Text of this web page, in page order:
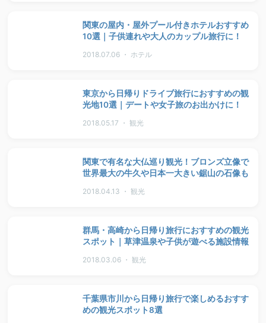
関東の屋内・屋外プール付きホテルおすすめ
10選｜子供連れや大人のカップル旅行に！
2018.07.06 ・ ホテル
東京から日帰りドライブ旅行におすすめの観
光地10選｜デートや女子旅のお出かけに！
2018.05.17 ・ 観光
関東で有名な大仏巡り観光！ブロンズ立像で
世界最大の牛久や日本一大きい鋸山の石像も
2018.04.13 ・ 観光
群馬・高崎から日帰り旅行におすすめの観光
スポット｜草津温泉や子供が遊べる施設情報
2018.03.06 ・ 観光
千葉県市川から日帰り旅行で楽しめるおすす
めの観光スポット8選